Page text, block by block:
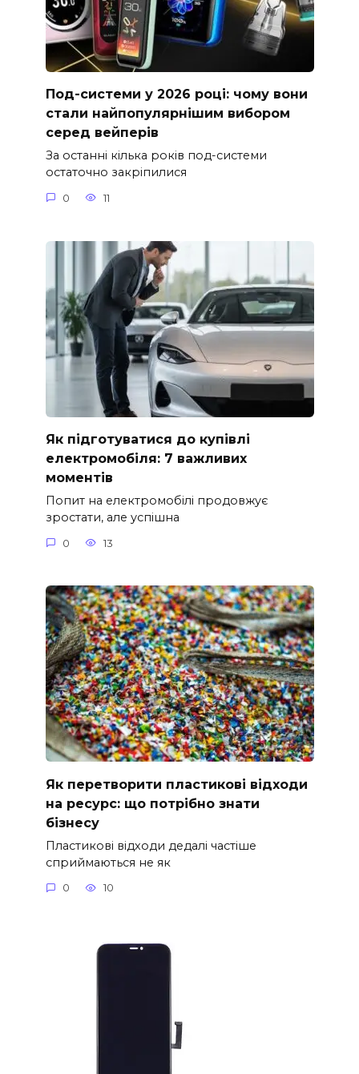
Под-системи у 2026 році: чому вони
стали найпопулярнішим вибором
серед вейперів
За останні кілька років под-системи
остаточно закріпилися
0 11
Як підготуватися до купівлі
електромобіля: 7 важливих
моментів
Попит на електромобілі продовжує
зростати, але успішна
0 13
Як перетворити пластикові відходи
на ресурс: що потрібно знати
бізнесу
Пластикові відходи дедалі частіше
сприймаються не як
0 10